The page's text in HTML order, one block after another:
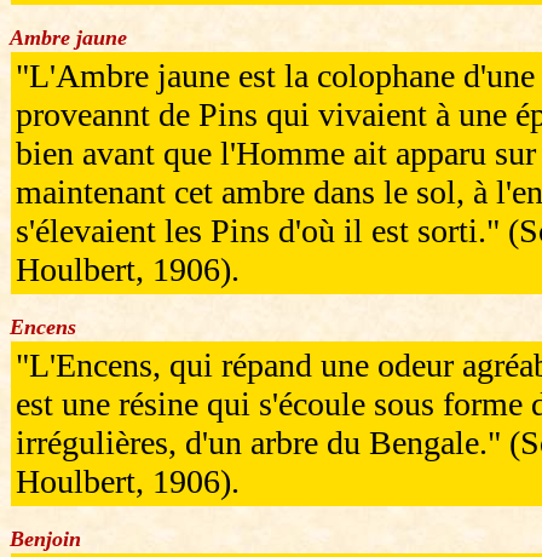
Ambre jaune
"L'Ambre jaune est la colophane
proveannt de Pins qui vivaient à une
bien avant que l'Homme ait apparu
maintenant cet ambre dans le sol, à
s'élevaient les Pins d'où il est sorti."
Houlbert, 1906).
Encens
"L'Encens, qui répand une odeur
est une résine qui s'écoule sous forme
irrégulières, d'un arbre du Bengale."
Houlbert, 1906).
Benjoin